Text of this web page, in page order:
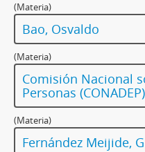
(Materia)
Bao, Osvaldo
(Materia)
Comisión Nacional
Personas (CONADEP)
(Materia)
Fernández Meijide,